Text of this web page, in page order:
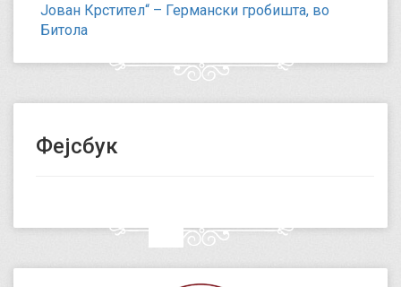
Јован Крстител“ – Германски гробишта, во
Битола
Фејсбук